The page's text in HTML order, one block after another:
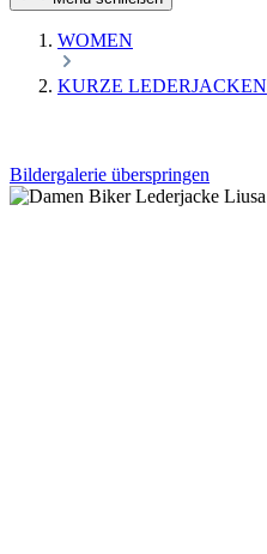
WOMEN
KURZE LEDERJACKEN
Bildergalerie überspringen